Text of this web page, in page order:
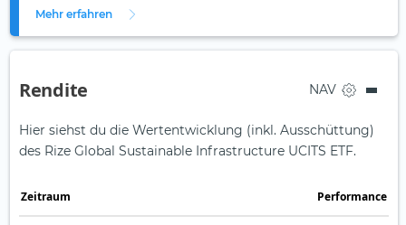
Mehr erfahren
Rendite NAV
Hier siehst du die Wertentwicklung (inkl. Ausschüttung)
des Rize Global Sustainable Infrastructure UCITS ETF.
Zeit­raum Perfor­mance